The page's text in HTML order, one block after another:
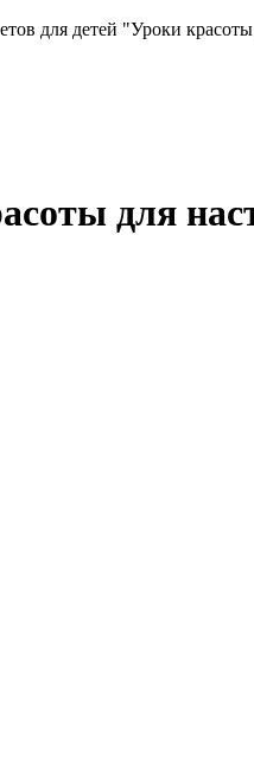
для детей "Уроки
для